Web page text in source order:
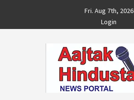
content
Fri. Aug 7th, 2026
Login